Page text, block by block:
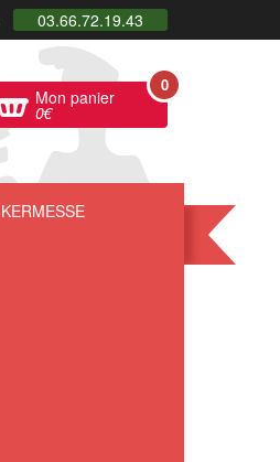
03.66.72.19.43
Mon panier
0€
0
KERMESSE